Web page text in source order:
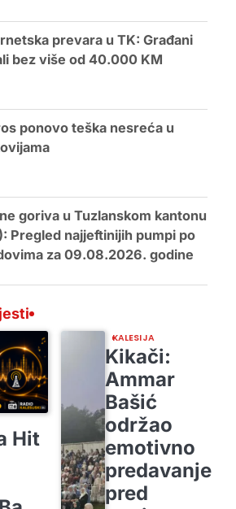
prevara u TK: Građani
bez više od 40.000 KM
ponovo teška nesreća u
goriva u Tuzlanskom kantonu
Pregled najjeftinijih pumpi po
za 09.08.2026. godine
Hit
KALESIJA
Kikači:
Ammar
Bašić
održao
emotivno
predavanje
pred